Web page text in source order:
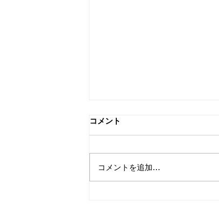
祝5年✨
こんにちは！ 秋田春工業です。
した👏✨ 個人事業主として起業
し２年前に法人化。 時間が経つ
コメント
コメントを追加…